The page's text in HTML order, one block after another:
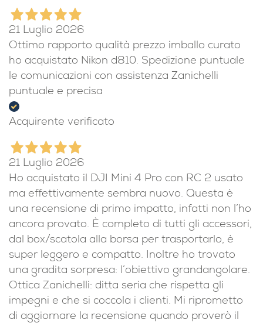
21 Luglio 2026
Ottimo rapporto qualità prezzo imballo curato
ho acquistato Nikon d810. Spedizione puntuale
le comunicazioni con assistenza Zanichelli
puntuale e precisa
Acquirente verificato
21 Luglio 2026
Ho acquistato il DJI Mini 4 Pro con RC 2 usato
ma effettivamente sembra nuovo. Questa è
una recensione di primo impatto, infatti non l’ho
ancora provato. È completo di tutti gli accessori,
dal box/scatola alla borsa per trasportarlo, è
super leggero e compatto. Inoltre ho trovato
una gradita sorpresa: l’obiettivo grandangolare.
Ottica Zanichelli: ditta seria che rispetta gli
impegni e che si coccola i clienti. Mi riprometto
di aggiornare la recensione quando proverò il